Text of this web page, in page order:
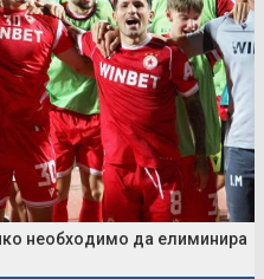
необходимо да елиминира